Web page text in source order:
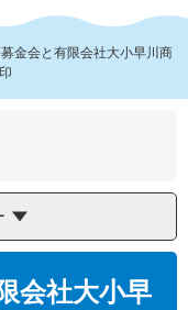
ー
を
金会と有限会社大小早川商
会社大小早